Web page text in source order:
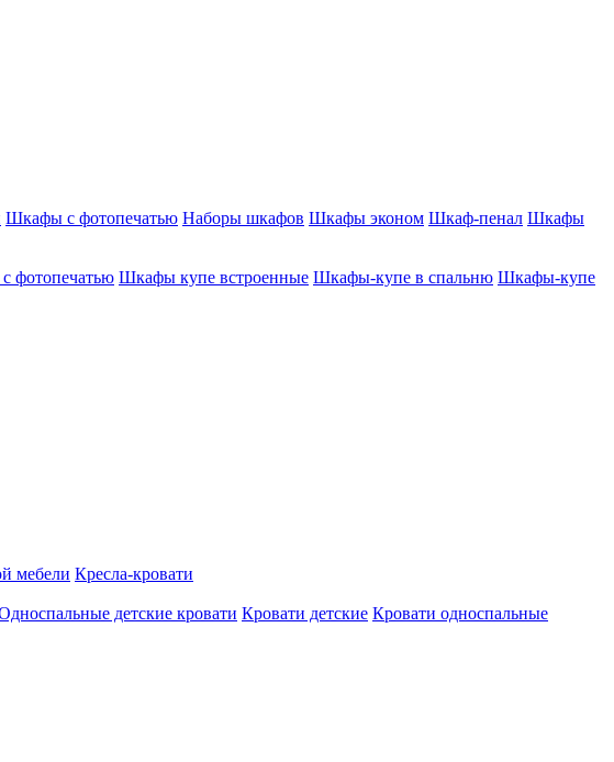
Шкафы с фотопечатью Наборы шкафов Шкафы эконом Шкаф-пенал Шкафы
фотопечатью Шкафы купе встроенные Шкафы-купе в спальню Шкафы-купе
мебели Кресла-кровати
детские кровати Кровати детские Кровати односпальные